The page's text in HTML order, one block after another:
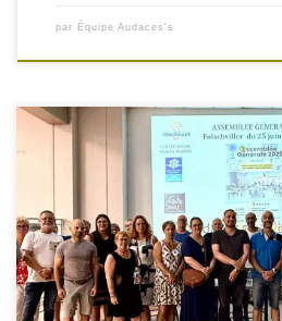
par Équipe Audaces's
Conformément à ses statuts,
Ordinaire d’Audaces’s s’est
Centre Social Marcel Martin de
épisode de canicule
adhérents, bénévoles, élus,
répondu présents. Leur
attachement à Audaces’s et de